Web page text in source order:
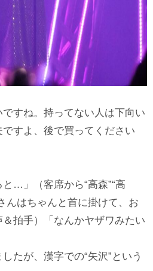
ですね。持ってない人は下向い
すよ、後で買ってください
…」（客席から“高森”“高
んはちゃんと首に掛けて、お
拍手）「なんかヤザワみたい
たが、漢字での“矢沢”という